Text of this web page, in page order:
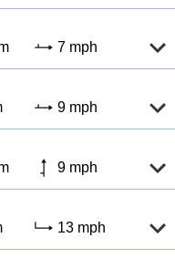
7 mph
9 mph
9 mph
13 mph